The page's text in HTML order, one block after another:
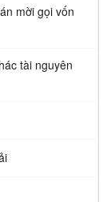
mời gọi vốn
tài nguyên